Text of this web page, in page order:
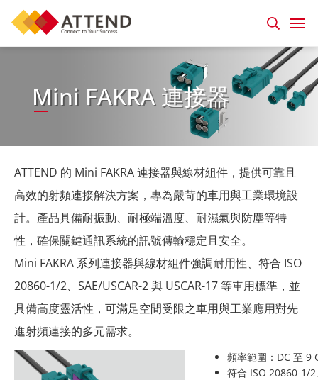
Mini FAKRA 連接器
ATTEND 的 Mini FAKRA 連接器與線材組件，提供可靠且
高效的射頻連接解決方案，專為嚴苛的車用與工業環境設
計。產品具備耐振動、耐極端溫度、耐濕氣與防塵等特
性，確保關鍵通訊系統的訊號傳輸穩定且安全。
Mini FAKRA 系列連接器與線材組件強調耐用性、符合 ISO
20860-1/2、SAE/USCAR-2 與 USCAR-17 等車用標準，並
具備高度靈活性，可滿足空間受限之車用與工業應用對先
進射頻連接的多元需求。
頻率範圍：DC 至 9
符合 ISO 20860-1/2